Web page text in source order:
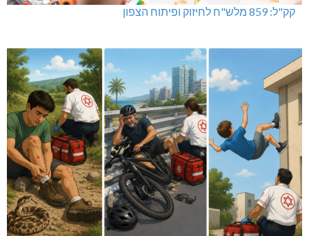
קק"ל: 859 מלש"ח לחיזוק ופיתוח הצפון